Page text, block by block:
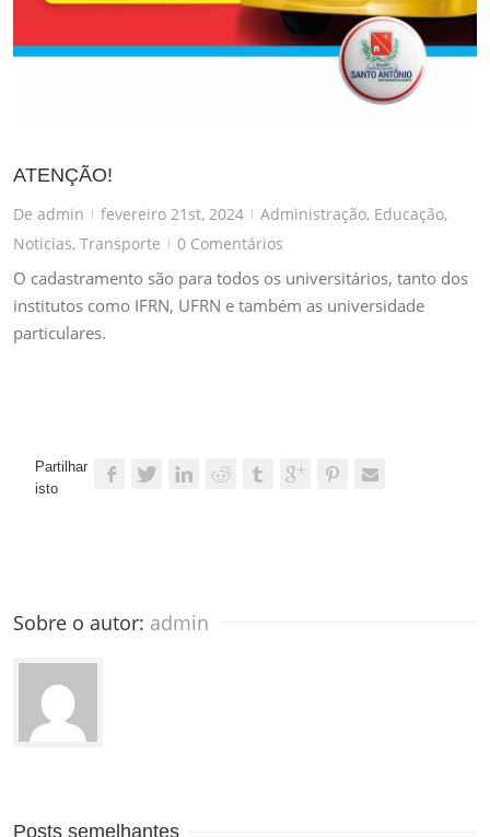
ATENÇÃO!
De admin | fevereiro 21st, 2024 | Administração, Educação,
Noticias, Transporte | 0 Comentários
O cadastramento são para todos os universitários, tanto dos
institutos como IFRN, UFRN e também as universidade
particulares.
Partilhar
isto
Sobre o autor: admin
Posts semelhantes